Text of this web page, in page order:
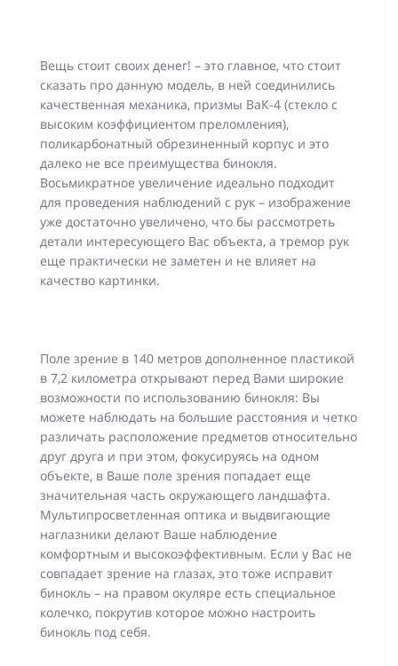
Вещь стоит своих денег! – это главное, что стоит
сказать про данную модель, в ней соединились
качественная механика, призмы ВаК-4 (стекло с
высоким коэффициентом преломления),
поликарбонатный обрезиненный корпус и это
далеко не все преимущества бинокля.
Восьмикратное увеличение идеально подходит
для проведения наблюдений с рук – изображение
уже достаточно увеличено, что бы рассмотреть
детали интересующего Вас объекта, а тремор рук
еще практически не заметен и не влияет на
качество картинки.
Поле зрение в 140 метров дополненное пластикой
в 7,2 километра открывают перед Вами широкие
возможности по использованию бинокля: Вы
можете наблюдать на большие расстояния и четко
различать расположение предметов относительно
друг друга и при этом, фокусируясь на одном
объекте, в Ваше поле зрения попадает еще
значительная часть окружающего ландшафта.
Мультипросветленная оптика и выдвигающие
наглазники делают Ваше наблюдение
комфортным и высокоэффективным. Если у Вас не
совпадает зрение на глазах, это тоже исправит
бинокль – на правом окуляре есть специальное
колечко, покрутив которое можно настроить
бинокль под себя.